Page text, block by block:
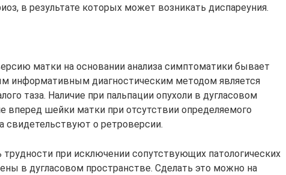
в результате которых может возникать диспареуния.
матки на основании анализа симптоматики бывает
информативным диагностическим методом является
таза. Наличие при пальпации опухоли в дугласовом
вперед шейки матки при отсутствии определяемого
свидетельствуют о ретроверсии.
трудности при исключении сопутствующих патологических
в дугласовом пространстве. Сделать это можно на